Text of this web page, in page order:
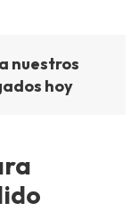
nuestros
hoy